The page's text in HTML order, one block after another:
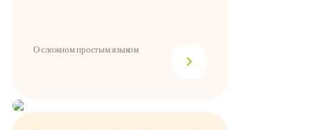
О сложном простым языком